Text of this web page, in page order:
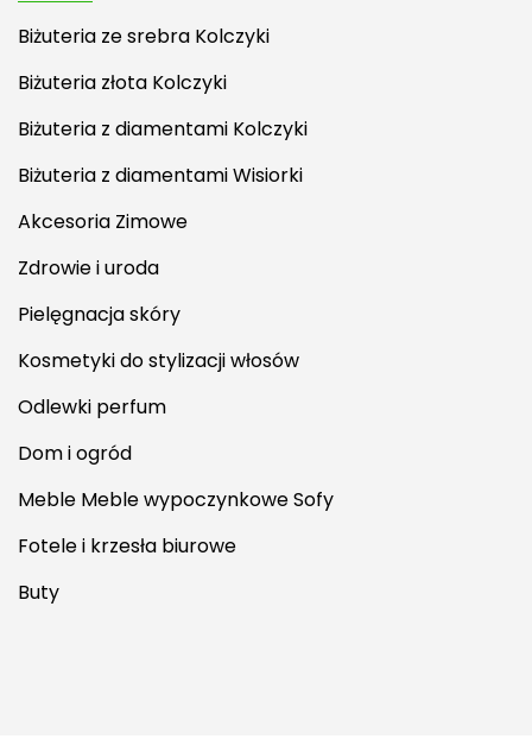
Biżuteria ze srebra Kolczyki
Biżuteria złota Kolczyki
Biżuteria z diamentami Kolczyki
Biżuteria z diamentami Wisiorki
Akcesoria Zimowe
Zdrowie i uroda
Pielęgnacja skóry
Kosmetyki do stylizacji włosów
Odlewki perfum
Dom i ogród
Meble Meble wypoczynkowe Sofy
Fotele i krzesła biurowe
Buty